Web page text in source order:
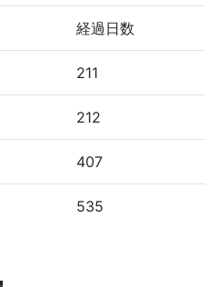
経過日数
211
212
407
535